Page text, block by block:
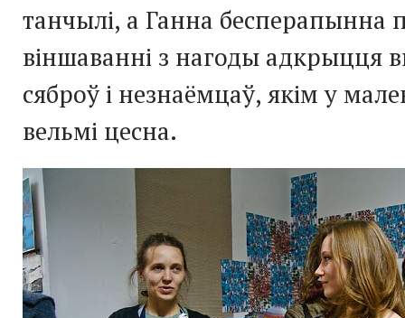
танчылі, а Ганна бесперапынна
віншаванні з нагоды адкрыцця
сяброў і незнаёмцаў, якім у
вельмі цесна.